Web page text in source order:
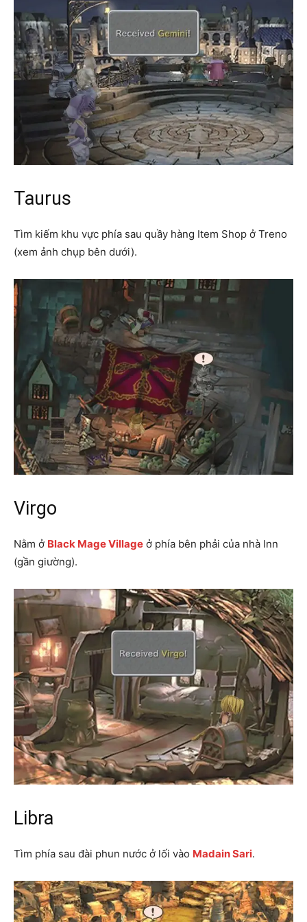
Taurus
Tìm kiếm khu vực phía sau quầy hàng Item Shop ở Treno
(xem ảnh chụp bên dưới).
Virgo
Nằm ở Black Mage Village ở phía bên phải của nhà Inn
(gần giường).
Libra
Tìm phía sau đài phun nước ở lối vào Madain Sari.